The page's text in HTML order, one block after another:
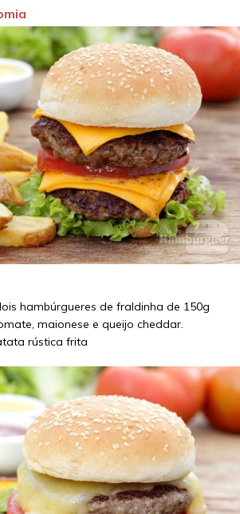
hambúrgueres de fraldinha de 150g
maionese e queijo cheddar.
rústica frita